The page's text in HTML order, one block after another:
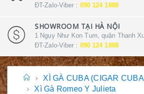
ĐT-Zalo-Viber : 090 124 1888
SHOWROOM TẠI HÀ NỘI
1 Ngụy Như Kon Tum, quận Thanh
ĐT-Zalo-Viber : 090 124 1888
XÌ GÀ CUBA (CIGAR
Xì Gà Romeo Y Julieta